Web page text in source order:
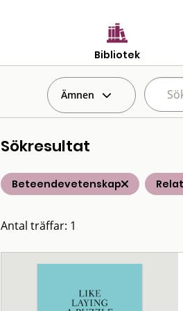
Bibliotek
Ämnen
Sökresultat
Beteendevetenskap
Antal träffar: 1